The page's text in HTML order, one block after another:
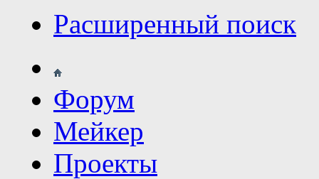
Расширенный поиск
Форум
Мейкер
Проекты